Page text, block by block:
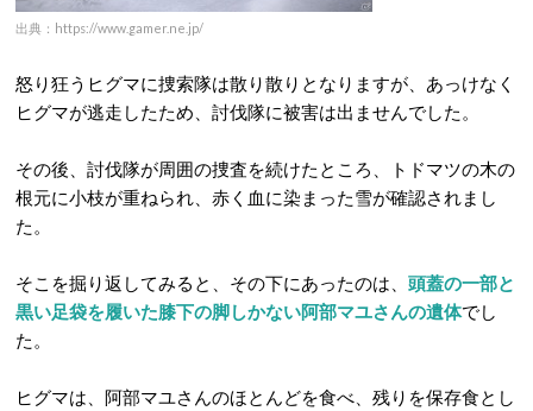
出典：https://www.gamer.ne.jp/
怒り狂うヒグマに捜索隊は散り散りとなりますが、あっけなく
ヒグマが逃走したため、討伐隊に被害は出ませんでした。
その後、討伐隊が周囲の捜査を続けたところ、トドマツの木の
根元に小枝が重ねられ、赤く血に染まった雪が確認されまし
た。
そこを掘り返してみると、その下にあったのは、 頭蓋の一部と
黒い足袋を履いた膝下の脚しかない阿部マユさんの遺体でし
た。
ヒグマは、阿部マユさんのほとんどを食べ、残りを保存食とし